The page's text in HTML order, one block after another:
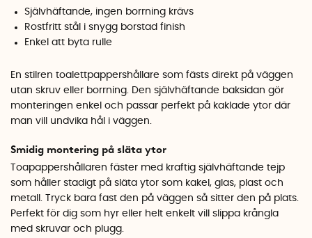
Självhäftande, ingen borrning krävs
Rostfritt stål i snygg borstad finish
Enkel att byta rulle
En stilren toalettpappershållare som fästs direkt på väggen
utan skruv eller borrning. Den självhäftande baksidan gör
monteringen enkel och passar perfekt på kaklade ytor där
man vill undvika hål i väggen.
Smidig montering på släta ytor
Toapappershållaren fäster med kraftig självhäftande tejp
som håller stadigt på släta ytor som kakel, glas, plast och
metall. Tryck bara fast den på väggen så sitter den på plats.
Perfekt för dig som hyr eller helt enkelt vill slippa krångla
med skruvar och plugg.